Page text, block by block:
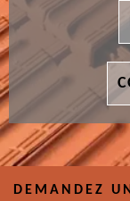
DEMANDEZ